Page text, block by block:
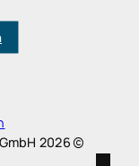
2026